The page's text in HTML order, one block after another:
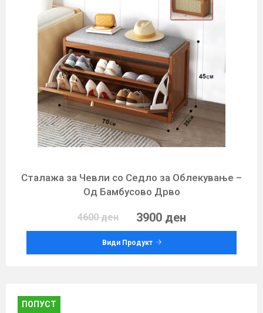
Сталажа за Чевли со Седло за Облекување –
Од Бамбусово Дрво
4600 ден 3900 ден
Види Продукт
ПОПУСТ